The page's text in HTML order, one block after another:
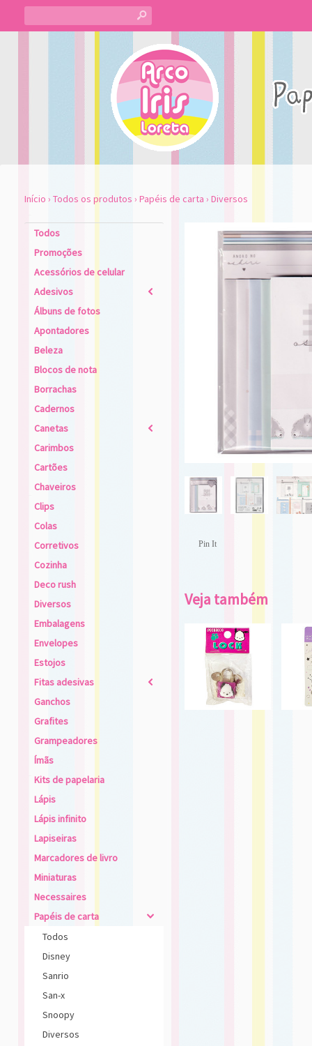
s
Início › Todos os produtos › Papéis de carta › Diversos
Todos
Promoções
Acessórios de celular
Adesivos
2
Álbuns de fotos
Apontadores
Beleza
Blocos de nota
Borrachas
Cadernos
Canetas
2
Carimbos
Cartões
Chaveiros
Clips
Colas
Corretivos
Cozinha
Deco rush
Diversos
Embalagens
Envelopes
Estojos
Fitas adesivas
2
Ganchos
Grafites
Grampeadores
Ímãs
Kits de papelaria
Lápis
Lápis infinito
Lapiseiras
Marcadores de livro
Miniaturas
Necessaires
Papéis de carta
4
Todos
Disney
Sanrio
San-x
Snoopy
Diversos
Pin It
Veja também